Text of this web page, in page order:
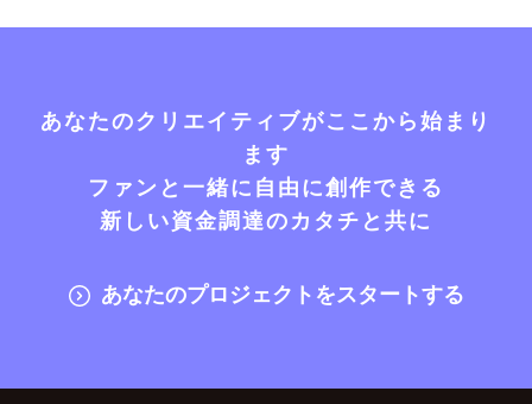
あなたのクリエイティブがここから始まり
ます
ファンと一緒に自由に創作できる
新しい資金調達のカタチと共に
あなたのプロジェクトをスタートする